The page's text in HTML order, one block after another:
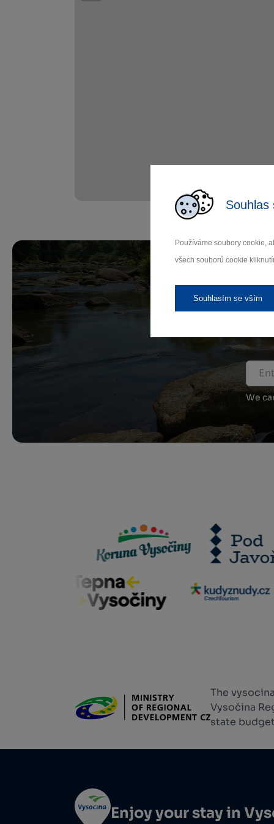
Souhlas
Používáme soubory cookie,
všech souborů cookie
Souhlasím se vším
We
The
Vysočina
state
Enjoy your stay in